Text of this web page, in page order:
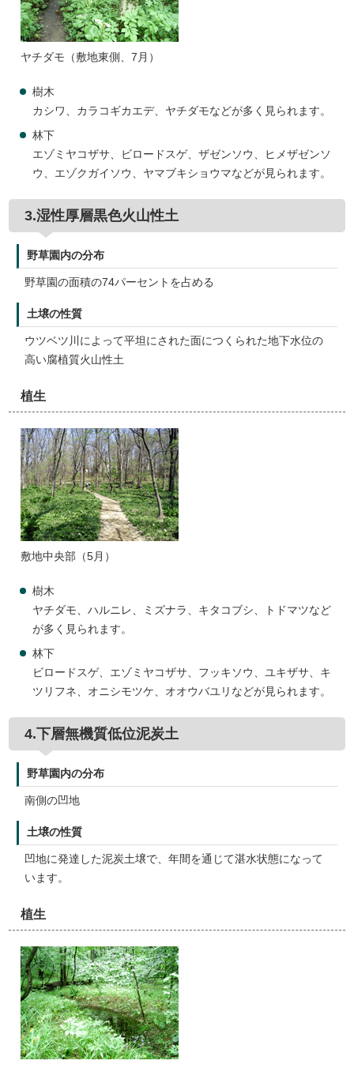
ヤチダモ（敷地東側、7月）
樹木
カシワ、カラコギカエデ、ヤチダモなどが多く見られます。
林下
エゾミヤコザサ、ビロードスゲ、ザゼンソウ、ヒメザゼンソ
ウ、エゾクガイソウ、ヤマブキショウマなどが見られます。
3.湿性厚層黒色火山性土
野草園内の分布
野草園の面積の74パーセントを占める
土壌の性質
ウツベツ川によって平坦にされた面につくられた地下水位の
高い腐植質火山性土
植生
敷地中央部（5月）
樹木
ヤチダモ、ハルニレ、ミズナラ、キタコブシ、トドマツなど
が多く見られます。
林下
ビロードスゲ、エゾミヤコザサ、フッキソウ、ユキザサ、キ
ツリフネ、オニシモツケ、オオウバユリなどが見られます。
4.下層無機質低位泥炭土
野草園内の分布
南側の凹地
土壌の性質
凹地に発達した泥炭土壌で、年間を通じて湛水状態になって
います。
植生